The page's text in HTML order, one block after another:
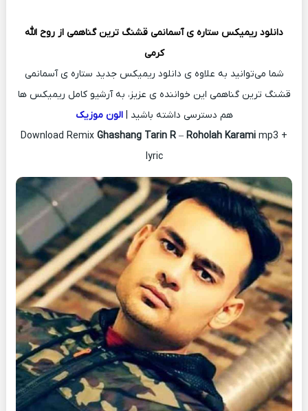
دانلود ریمیکس ستاره ی آسمانمی قشنگ ترین گناهمی از روح الله
کرمی
شما می‌توانید به علاوه ی دانلود ریمیکس جدید ستاره ی آسمانمی
قشنگ ترین گناهمی این خواننده ی عزیز، به آرشیو کامل ریمیکس ها
هم دسترسی داشته باشید |الون موزیک
Download Remix Ghashang Tarin R – Roholah Karami mp3 +
lyric